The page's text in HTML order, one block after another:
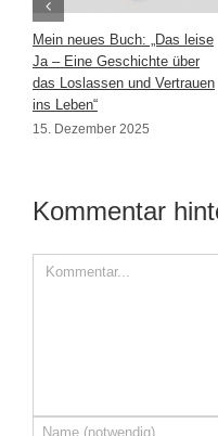
Mein neues Buch: „Das leise
Ja – Eine Geschichte über
das Loslassen und Vertrauen
ins Leben“
15. Dezember 2025
Kommentar